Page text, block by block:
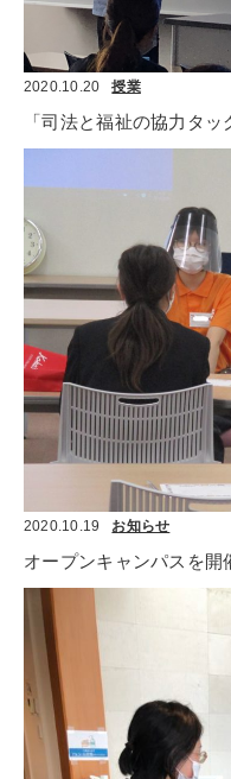
2020.10.20 授業
「司法と福祉の協力タッ
2020.10.19 お知らせ
オープンキャンパスを開